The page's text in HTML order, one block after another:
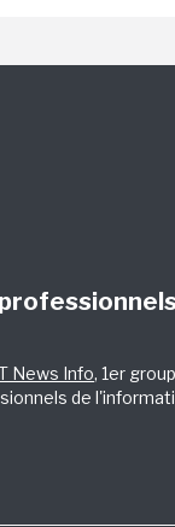
News Info, 1er
de